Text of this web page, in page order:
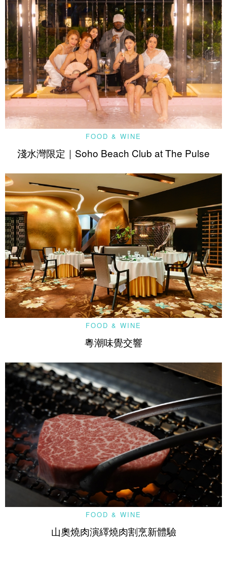
FOOD & WINE
淺水灣限定｜Soho Beach Club at The Pulse
FOOD & WINE
粵潮味覺交響
FOOD & WINE
山奧燒肉演繹燒肉割烹新體驗